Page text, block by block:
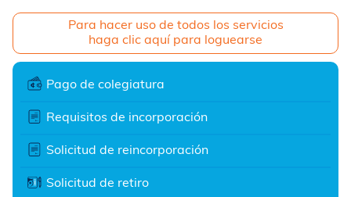
Para hacer uso de todos los servicios
haga clic aquí para loguearse
Pago de colegiatura
Requisitos de incorporación
Solicitud de reincorporación
Solicitud de retiro